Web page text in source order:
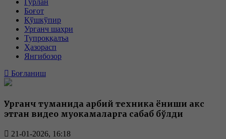
Боғот
Қўшкўпир
Урганч шаҳри
Тупроққалъа
Ҳазорасп
Янгибозор
Боғланиш
Урганч туманида ҳарбий техника ёниши акс
этган видео муҳокамаларга сабаб бўлди
21-01-2026, 16:18